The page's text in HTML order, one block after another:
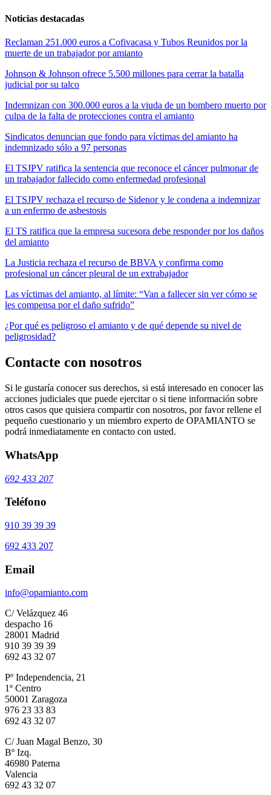
Noticias destacadas
Reclaman 251.000 euros a Cofivacasa y Tubos Reunidos por la
muerte de un trabajador por amianto
Johnson & Johnson ofrece 5.500 millones para cerrar la batalla
judicial por su talco
Indemnizan con 300.000 euros a la viuda de un bombero muerto por
culpa de la falta de protecciones contra el amianto
Sindicatos denuncian que fondo para víctimas del amianto ha
indemnizado sólo a 97 personas
El TSJPV ratifica la sentencia que reconoce el cáncer pulmonar de
un trabajador fallecido como enfermedad profesional
El TSJPV rechaza el recurso de Sidenor y le condena a indemnizar
a un enfermo de asbestosis
El TS ratifica que la empresa sucesora debe responder por los daños
del amianto
La Justicia rechaza el recurso de BBVA y confirma como
profesional un cáncer pleural de un extrabajador
Las víctimas del amianto, al límite: “Van a fallecer sin ver cómo se
les compensa por el daño sufrido”
¿Por qué es peligroso el amianto y de qué depende su nivel de
peligrosidad?
Contacte con nosotros
Si le gustaría conocer sus derechos, si está interesado en conocer las
acciones judiciales que puede ejercitar o si tiene información sobre
otros casos que quisiera compartir con nosotros, por favor rellene el
pequeño cuestionario y un miembro experto de OPAMIANTO se
podrá inmediatamente en contacto con usted.
WhatsApp
692 433 207
Teléfono
910 39 39 39
692 433 207
Email
info@opamianto.com
C/ Velázquez 46
despacho 16
28001 Madrid
910 39 39 39
692 43 32 07
Pº Independencia, 21
1º Centro
50001 Zaragoza
976 23 33 83
692 43 32 07
C/ Juan Magal Benzo, 30
Bº Izq.
46980 Paterna
Valencia
692 43 32 07